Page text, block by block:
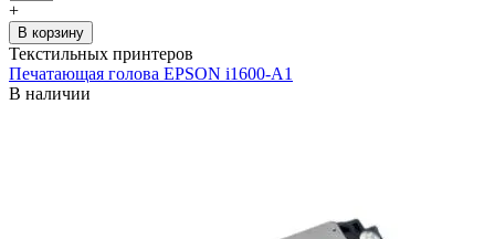
+
В корзину
Текстильных принтеров
Печатающая голова EPSON i1600-A1
В наличии